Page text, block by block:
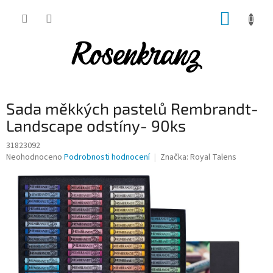
Sada měkkých pastelů Rembrandt-
Landscape odstíny- 90ks
31823092
Průměrné
produktu
hvězdiček.
Neohodnoceno Podrobnosti hodnocení Značka: Royal Talens